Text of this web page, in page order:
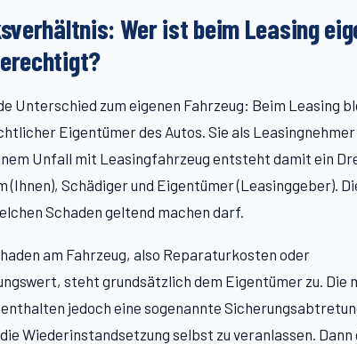
Wer ist beim Leasing
Unterschied zum eigenen Fahrzeug: Beim Leasing
Eigentümer des Autos. Sie als
Unfall mit Leasingfahrzeug entsteht damit ein
(Ihnen), Schädiger und Eigentümer (Leasinggeber).
Schaden geltend machen darf.
am Fahrzeug, also Reparaturkosten oder
steht grundsätzlich dem Eigentümer zu. Die
jedoch eine sogenannte
Wiederinstandsetzung selbst zu veranlassen. Dann